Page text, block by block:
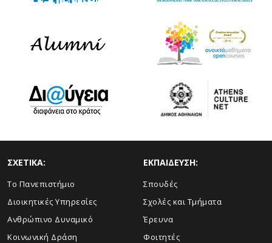
ΣΧΕΤΙΚΑ:
Το Πανεπιστήμιο
Διοικητικές Υπηρεσίες
Ανθρώπινο Δυναμικό
Κοινωνική Δράση
ΕΚΠΑΙΔΕΥΣΗ:
Σπουδές
Σχολές και Τμήματα
Έρευνα
Φοιτητές